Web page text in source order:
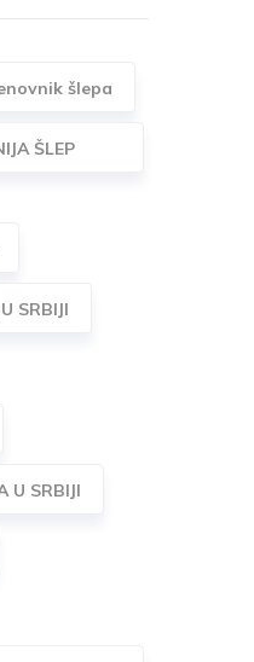
šlepa
ŠLEP
SRBIJI
U SRBIJI